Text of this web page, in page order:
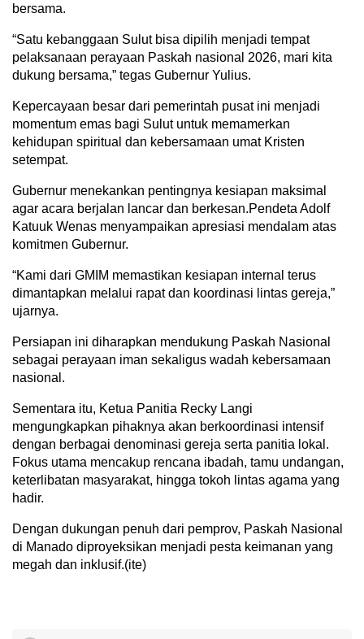
bersama.
“Satu kebanggaan Sulut bisa dipilih menjadi tempat
pelaksanaan perayaan Paskah nasional 2026, mari kita
dukung bersama,” tegas Gubernur Yulius.
Kepercayaan besar dari pemerintah pusat ini menjadi
momentum emas bagi Sulut untuk memamerkan
kehidupan spiritual dan kebersamaan umat Kristen
setempat.
Gubernur menekankan pentingnya kesiapan maksimal
agar acara berjalan lancar dan berkesan.Pendeta Adolf
Katuuk Wenas menyampaikan apresiasi mendalam atas
komitmen Gubernur.
“Kami dari GMIM memastikan kesiapan internal terus
dimantapkan melalui rapat dan koordinasi lintas gereja,”
ujarnya.
Persiapan ini diharapkan mendukung Paskah Nasional
sebagai perayaan iman sekaligus wadah kebersamaan
nasional.
Sementara itu, Ketua Panitia Recky Langi
mengungkapkan pihaknya akan berkoordinasi intensif
dengan berbagai denominasi gereja serta panitia lokal.
Fokus utama mencakup rencana ibadah, tamu undangan,
keterlibatan masyarakat, hingga tokoh lintas agama yang
hadir.
Dengan dukungan penuh dari pemprov, Paskah Nasional
di Manado diproyeksikan menjadi pesta keimanan yang
megah dan inklusif.(ite)